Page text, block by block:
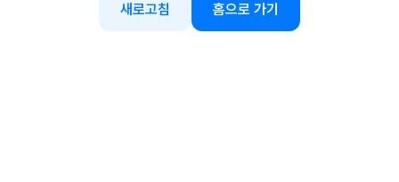
새로고침 홈으로 가기